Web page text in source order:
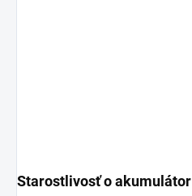
Starostlivosť o akumulátor